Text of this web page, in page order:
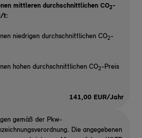
mittleren durchschnittlichen CO2-
t:
niedrigen durchschnittlichen CO2-
hohen durchschnittlichen CO2-Preis
141,00 EUR/Jahr
gemäß der Pkw-
Die angegebenen